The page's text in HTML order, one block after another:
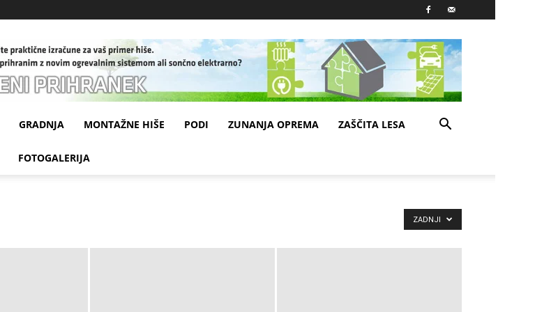
GRADNJA MONTAŽNE HIŠE PODI ZUNANJA OPREMA ZAŠČITA LESA
FOTOGALERIJA
ZADNJI